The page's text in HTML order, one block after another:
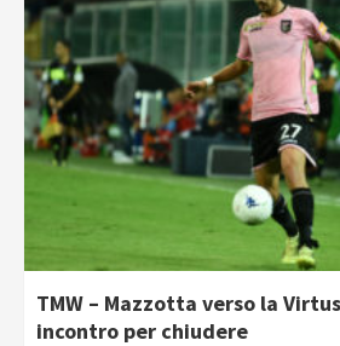
TMW – Mazzotta verso la
incontro per chiudere